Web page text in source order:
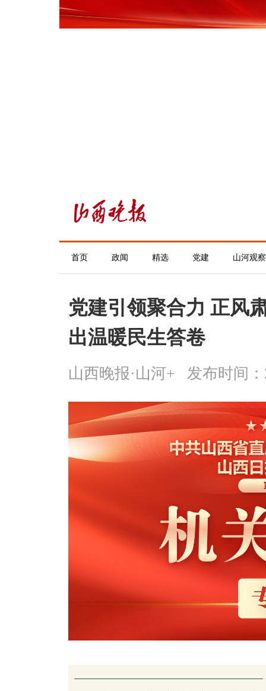
首页 政闻 精选 党建 山河观察
党建引领聚合力 正风
出温暖民生答卷
山西晚报·山河+ 发布时间：